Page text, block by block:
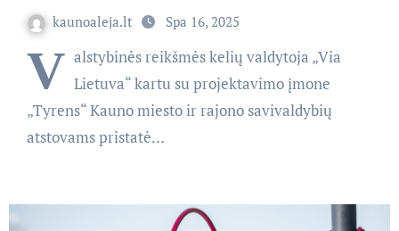
kaunoaleja.lt Spa 16, 2025
V alstybinės reikšmės kelių valdytoja „Via
Lietuva“ kartu su projektavimo įmone
„Tyrens“ Kauno miesto ir rajono savivaldybių
atstovams pristatė…